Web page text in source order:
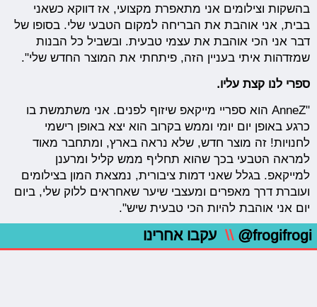
בהשקות וצילומים אני מתאפרת מקצועי, אז דווקא כשאני
בבית, אני אוהבת את הבריחה למקום הטבעי שלי. בסופו של
דבר אני הכי אוהבת את עצמי טבעית. ובשביל כל הבנות
שמזדהות איתי בעניין הזה, פיתחתי את המוצר החדש שלי".
ספרי לנו קצת עליו.
"AnneZ הוא ספריי מייקאפ שיזוף לפנים. אני משתמשת בו
כרגע באופן יום יומי וממש בקרוב הוא יצא באופן רישמי
לחנויות! זה מוצר חדש, שלא נראה בארץ, ומתחבר מאוד
למראה הטבעי בכך שהוא תחליף ממש קליל ומרענן
למייקאפ. בגלל שאני דמות ציבורית, נמצאת המון בצילומים
ועוברת דרך מאפרים ומעצבי שיער שאחראים ללוק שלי, ביום
יום אני אוהבת להיות הכי טבעית שיש".
@frogifrogi
\\ עקבו אחרינו